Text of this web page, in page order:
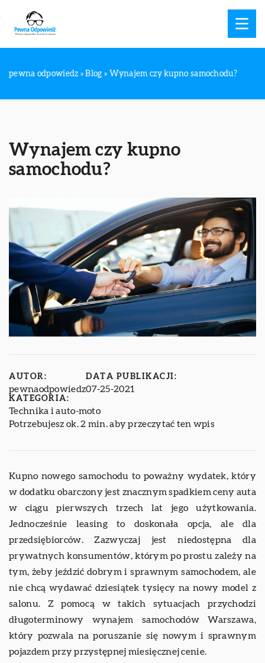
pewna odpowiedz »Blog » Wynajem czy kupno samochodu?
Wynajem czy kupno
samochodu?
AUTOR:
pewnaodpowiedz
DATA PUBLIKACJI:
07-25-2021
KATEGORIA:
Technika i auto-moto
Potrzebujesz ok. 2 min. aby przeczytać ten wpis
Kupno nowego samochodu to poważny wydatek, który
w dodatku obarczony jest znacznym spadkiem ceny auta
w ciągu pierwszych trzech lat jego użytkowania.
Jednocześnie leasing to doskonała opcja, ale dla
przedsiębiorców. Zazwyczaj jest niedostępna dla
prywatnych konsumentów, którym po prostu zależy na
tym, żeby jeździć dobrym i sprawnym samochodem, ale
nie chcą wydawać dziesiątek tysięcy na nowy model z
salonu. Z pomocą w takich sytuacjach przychodzi
długoterminowy wynajem samochodów Warszawa,
który pozwala na poruszanie się nowym i sprawnym
pojazdem przy przystępnej miesięcznej cenie.